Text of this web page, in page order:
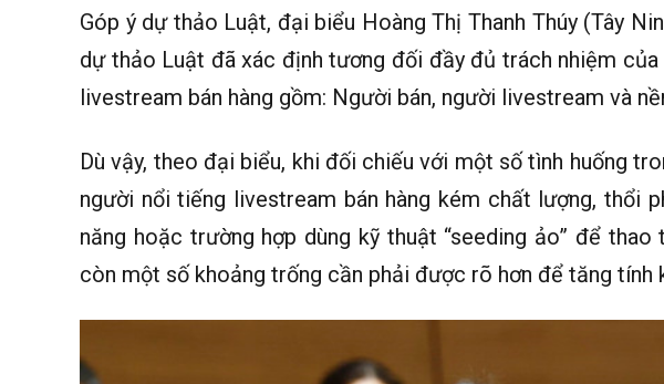
Góp ý dự thảo Luật, đại biểu Hoàng Thị Thanh Thúy (Tây
dự thảo Luật đã xác định tương đối đầy đủ trách nhiệm
livestream bán hàng gồm: Người bán, người livestream và
Dù vậy, theo đại biểu, khi đối chiếu với một số tình huống
người nổi tiếng livestream bán hàng kém chất lượng, thổi
năng hoặc trường hợp dùng kỹ thuật “seeding ảo” để
còn một số khoảng trống cần phải được rõ hơn để tăng tính